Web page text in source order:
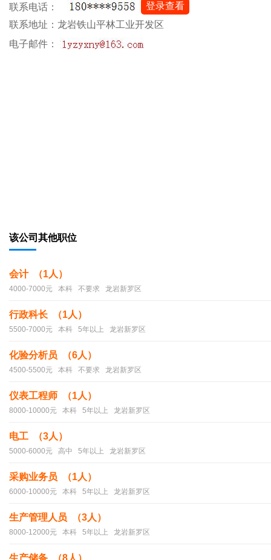
联系电话：
登录查看
联系地址：龙岩铁山平林工业开发区
电子邮件：
该公司其他职位
会计 （1人）
4000-7000元 本科 不要求 龙岩新罗区
行政科长 （1人）
5500-7000元 本科 5年以上 龙岩新罗区
化验分析员 （6人）
4500-5500元 本科 不要求 龙岩新罗区
仪表工程师 （1人）
8000-10000元 本科 5年以上 龙岩新罗区
电工 （3人）
5000-6000元 高中 5年以上 龙岩新罗区
采购业务员 （1人）
6000-10000元 本科 5年以上 龙岩新罗区
生产管理人员 （3人）
8000-12000元 本科 5年以上 龙岩新罗区
生产储备 （8人）